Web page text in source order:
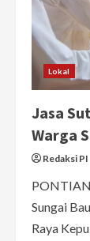
Lokal
Jasa
Warga
Redaksi PI
Sungai
Raya